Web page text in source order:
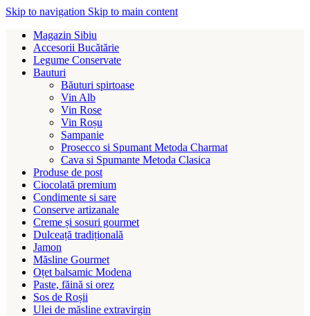
Skip to navigation Skip to main content
Magazin Sibiu
Accesorii Bucătărie
Legume Conservate
Bauturi
Băuturi spirtoase
Vin Alb
Vin Rose
Vin Roșu
Sampanie
Prosecco si Spumant Metoda Charmat
Cava si Spumante Metoda Clasica
Produse de post
Ciocolată premium
Condimente si sare
Conserve artizanale
Creme și sosuri gourmet
Dulceață tradițională
Jamon
Măsline Gourmet
Oțet balsamic Modena
Paste, făină si orez
Sos de Roșii
Ulei de măsline extravirgin